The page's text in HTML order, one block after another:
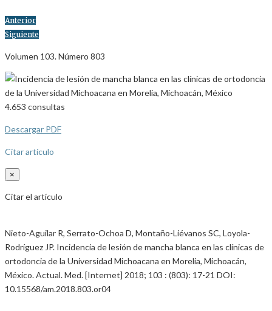
Anterior
Siguiente
Volumen 103. Número 803
4.653 consultas
Descargar PDF
Citar artículo
×
Citar el artículo
Nieto-Aguilar R, Serrato-Ochoa D, Montaño-Liévanos SC, Loyola-
Rodríguez JP. Incidencia de lesión de mancha blanca en las clínicas de
ortodoncia de la Universidad Michoacana en Morelia, Michoacán,
México. Actual. Med. [Internet] 2018; 103 : (803): 17-21 DOI:
10.15568/am.2018.803.or04